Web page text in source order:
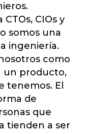
CIOs y
somos una
ingeniería.
como
un producto,
tenemos. El
de
que
tienden a ser